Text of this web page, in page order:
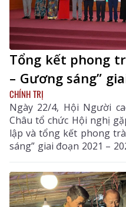
Tổng kết phong
– Gương sáng”
CHÍNH TRỊ
Ngày 22/4, Hội Người
Châu tổ chức Hội nghị
lập và tổng kết phong
sáng” giai đoạn 2021 –